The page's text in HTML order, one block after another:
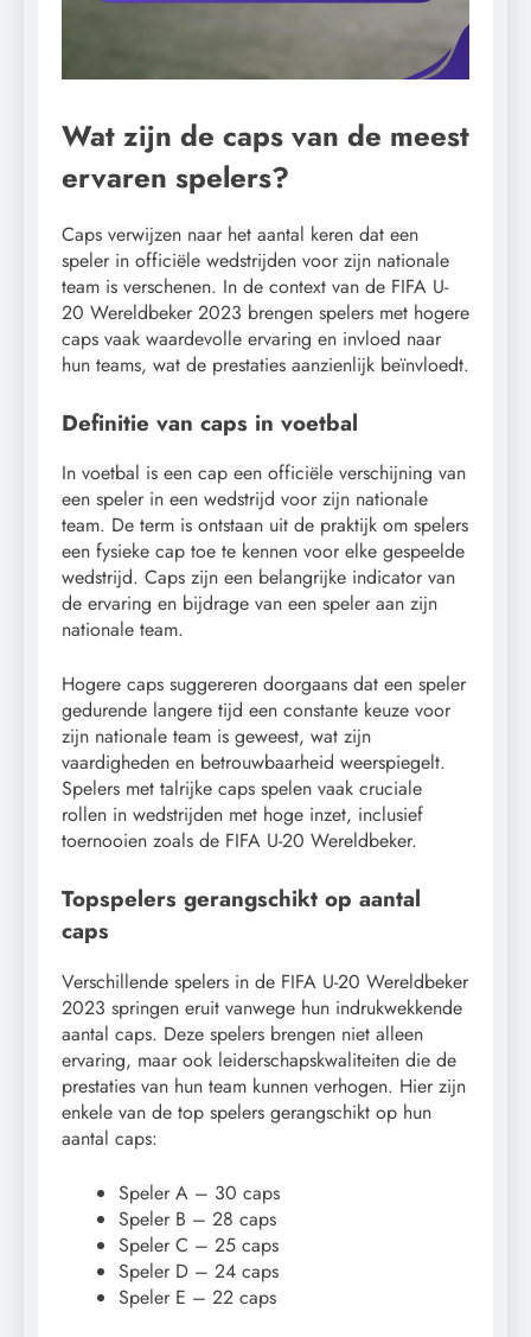
Wat zijn de caps van de meest
ervaren spelers?
Caps verwijzen naar het aantal keren dat een
speler in officiële wedstrijden voor zijn nationale
team is verschenen. In de context van de FIFA U-
20 Wereldbeker 2023 brengen spelers met hogere
caps vaak waardevolle ervaring en invloed naar
hun teams, wat de prestaties aanzienlijk beïnvloedt.
Definitie van caps in voetbal
In voetbal is een cap een officiële verschijning van
een speler in een wedstrijd voor zijn nationale
team. De term is ontstaan uit de praktijk om spelers
een fysieke cap toe te kennen voor elke gespeelde
wedstrijd. Caps zijn een belangrijke indicator van
de ervaring en bijdrage van een speler aan zijn
nationale team.
Hogere caps suggereren doorgaans dat een speler
gedurende langere tijd een constante keuze voor
zijn nationale team is geweest, wat zijn
vaardigheden en betrouwbaarheid weerspiegelt.
Spelers met talrijke caps spelen vaak cruciale
rollen in wedstrijden met hoge inzet, inclusief
toernooien zoals de FIFA U-20 Wereldbeker.
Topspelers gerangschikt op aantal
caps
Verschillende spelers in de FIFA U-20 Wereldbeker
2023 springen eruit vanwege hun indrukwekkende
aantal caps. Deze spelers brengen niet alleen
ervaring, maar ook leiderschapskwaliteiten die de
prestaties van hun team kunnen verhogen. Hier zijn
enkele van de top spelers gerangschikt op hun
aantal caps:
Speler A – 30 caps
Speler B – 28 caps
Speler C – 25 caps
Speler D – 24 caps
Speler E – 22 caps